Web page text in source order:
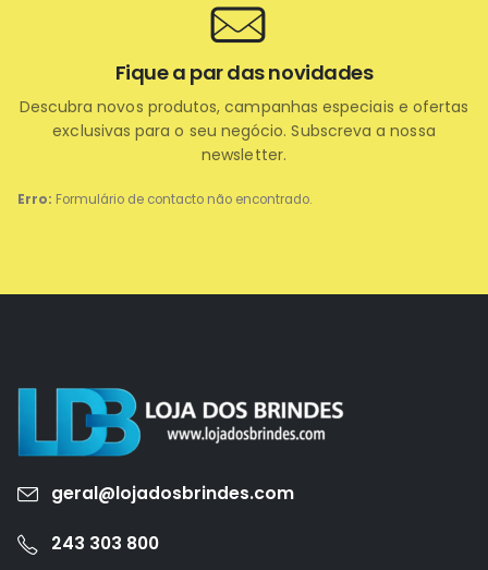
Erro: Formulário de contacto não encontrado.
Fique a par das novidades
Descubra novos produtos, campanhas especiais e ofertas
exclusivas para o seu negócio. Subscreva a nossa
newsletter.
geral@lojadosbrindes.com
243 303 800